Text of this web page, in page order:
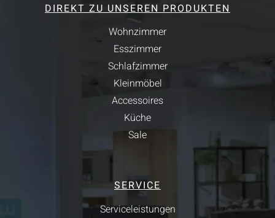
DIREKT ZU UNSEREN PRODUKTEN
Wohnzimmer
Esszimmer
Schlafzimmer
Kleinmöbel
Accessoires
Küche
Sale
SERVICE
Serviceleistungen